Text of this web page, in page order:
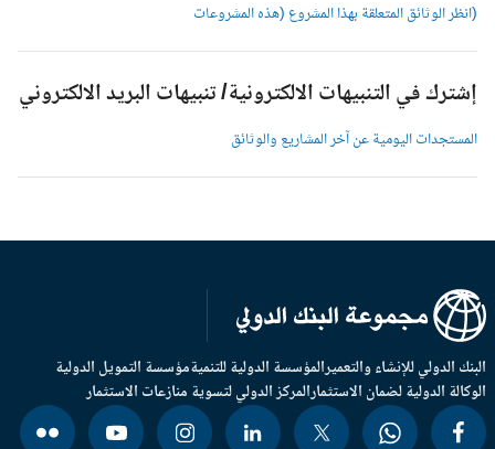
(انظر الوثائق المتعلقة بهذا المشروع (هذه المشروعات
إشترك في التنبيهات الالكترونية/ تنبيهات البريد الالكتروني
المستجدات اليومية عن آخر المشاريع والوثائق
الدولي للإنشاء والتعميرالمؤسسة الدولية للتنميةمؤسسة التمويل الدولية
الدولية لضمان الاستثمارالمركز الدولي لتسوية منازعات الاستثمار